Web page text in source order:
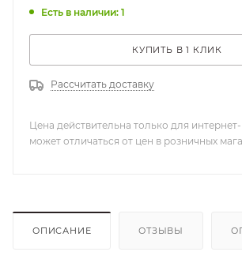
Есть в наличии: 1
КУПИТЬ В 1 КЛИК
Рассчитать доставку
Цена действительна только для
может отличаться от цен в розничных
ОПИСАНИЕ ОТЗЫВЫ